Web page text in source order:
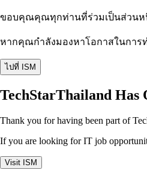
ขอบคุณคุณทุกท่านที่ร่วมเป็นส่วนหนึ่
หากคุณกำลังมองหาโอกาสในการ
ไปที่ ISM
TechStarThailand Has
Thank you for having been part of
If you are looking for IT job
Visit ISM